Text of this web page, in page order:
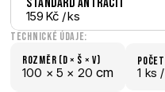
Standard Antracit
159 Kč / ks
Technické údaje:
Rozměr (D × š × V)
100 × 5 × 20 cm
počet
1 ks /